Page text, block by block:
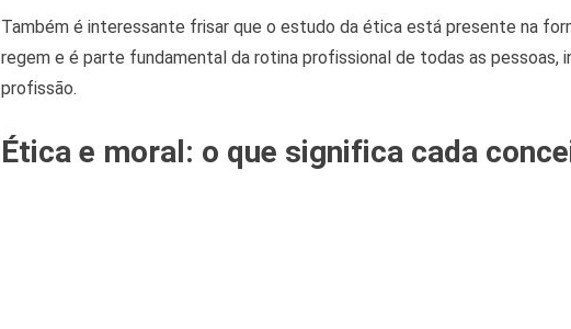
Também é interessante frisar que o estudo da ética está presente na
regem e é parte fundamental da rotina profissional de todas as pessoas,
profissão.
Ética e moral: o que significa cada